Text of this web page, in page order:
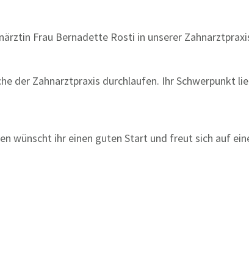
Frau Bernadette Rosti in unserer
der Zahnarztpraxis durchlaufen. Ihr Schwerpunkt
wünscht ihr einen guten Start und freut sich auf